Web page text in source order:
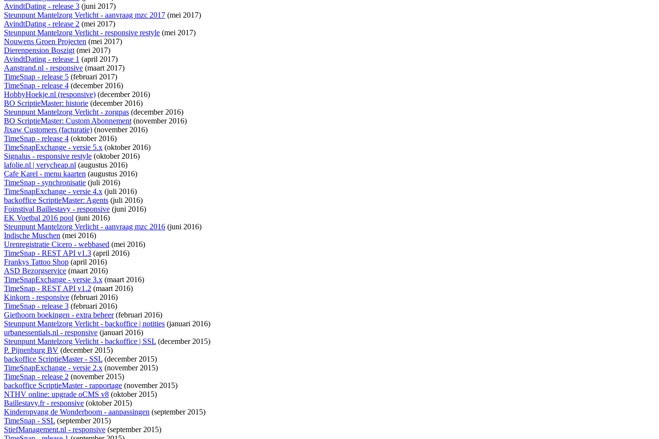
AvindtDating - release 3 (juni 2017)
Steunpunt Mantelzorg Verlicht - aanvraag mzc 2017 (mei 2017)
AvindtDating - release 2 (mei 2017)
Steunpunt Mantelzorg Verlicht - responsive restyle (mei 2017)
Nouwens Groen Projecten (mei 2017)
Dierenpension Boszigt(mei 2017)
AvindtDating - release 1 (april 2017)
Aanstrand.nl - responsive (maart 2017)
TimeSnap - release 5 (februari 2017)
TimeSnap - release 4 (december 2016)
HobbyHoekje.nl (responsive) (december 2016)
BO ScriptieMaster: historie (december 2016)
Steunpunt Mantelzorg Verlicht - zorgpas (december 2016)
BO ScriptieMaster: Custom Abonnement(november 2016)
Jixaw Customers (facturatie) (november 2016)
TimeSnap - release 4 (oktober 2016)
TimeSnapExchange - versie 5.x (oktober 2016)
Signalus - responsive restyle (oktober 2016)
lafolie.nl | verycheap.nl (augustus 2016)
Cafe Karel - menu kaarten (augustus 2016)
TimeSnap - synchronisatie (juli 2016)
TimeSnapExchange - versie 4.x (juli 2016)
backoffice ScriptieMaster: Agents (juli 2016)
Foinstival Baillestavy - responsive (juni 2016)
EK Voetbal 2016 pool (juni 2016)
Steunpunt Mantelzorg Verlicht - aanvraag mzc 2016 (juni 2016)
Indische Muschen (mei 2016)
Urenregistratie Cicero - webbased (mei 2016)
TimeSnap - REST API v1.3 (april 2016)
Frankys Tattoo Shop (april 2016)
ASD Bezorgservice (maart 2016)
TimeSnapExchange - versie 3.x (maart 2016)
TimeSnap - REST API v1.2 (maart 2016)
Kinkorn - responsive (februari 2016)
TimeSnap - release 3 (februari 2016)
Giethoorn boekingen - extra beheer(februari 2016)
Steunpunt Mantelzorg Verlicht - backoffice | notities (januari 2016)
urbanessentials.nl - responsive (januari 2016)
Steunpunt Mantelzorg Verlicht - backoffice | SSL (december 2015)
P. Pijnenburg BV (december 2015)
backoffice ScriptieMaster - SSL (december 2015)
TimeSnapExchange - versie 2.x (november 2015)
TimeSnap - release 2 (november 2015)
backoffice ScriptieMaster - rapportage (november 2015)
NTHV online: upgrade oCMS v8 (oktober 2015)
Baillestavy.fr - responsive (oktober 2015)
Kinderopvang de Wonderboom - aanpassingen (september 2015)
TimeSnap - SSL (september 2015)
StiefManagement.nl - responsive (september 2015)